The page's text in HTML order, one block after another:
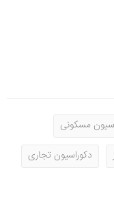
مسکونی
دکوراسیون تجاری